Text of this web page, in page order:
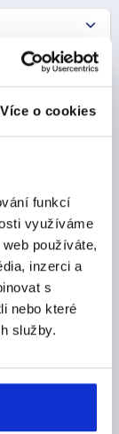
Více o cookies
funkcí
využíváme
používáte,
inzerci a
s
nebo které
služby.